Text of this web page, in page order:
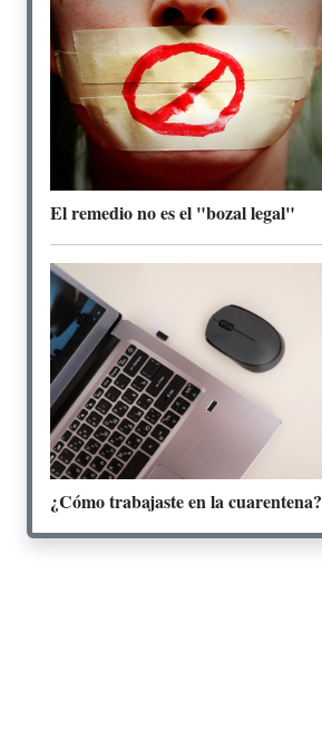
El remedio no es el "bozal legal"
¿Cómo trabajaste en la cuarentena?